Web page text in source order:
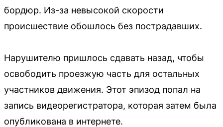
бордюр. Из-за невысокой скорости
происшествие обошлось без пострадавших.
Нарушителю пришлось сдавать назад, чтобы
освободить проезжую часть для остальных
участников движения. Этот эпизод попал на
запись видеорегистратора, которая затем была
опубликована в интернете.